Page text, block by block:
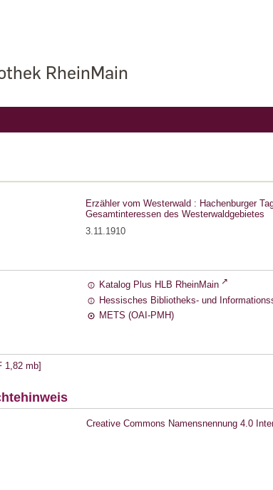
RheinMain
Erzähler vom Westerwald : Hachenburger
Gesamtinteressen des Westerwaldgebietes
3.11.1910
Katalog Plus HLB RheinMain
Hessisches Bibliotheks- und
METS (OAI-PMH)
1,82 mb]
Creative Commons Namensnennung 4.0